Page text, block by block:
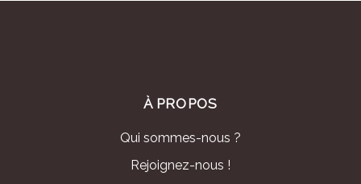
À PROPOS
Qui sommes-nous ?
Rejoignez-nous !